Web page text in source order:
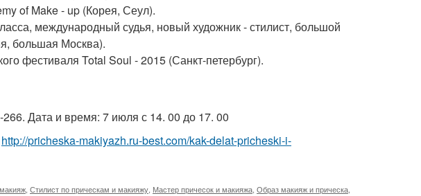
of Make - up (Корея, Сеул).
международный судья, новый художник - стилист, большой
большая Москва).
фестиваля Total Soul - 2015 (Санкт-петербург).
266. Дата и время: 7 июля с 14. 00 до 17. 00
http://pricheska-makiyazh.ru-best.com/kak-delat-pricheski-i-
Стилист по прическам и макияжу Мастер причесок и макияжа Образ макияж и прическа